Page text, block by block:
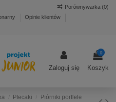
Opinie klientów
Porównywarka (0)
Zaloguj się
0
Koszyk
Plecaki
Piórniki portfele